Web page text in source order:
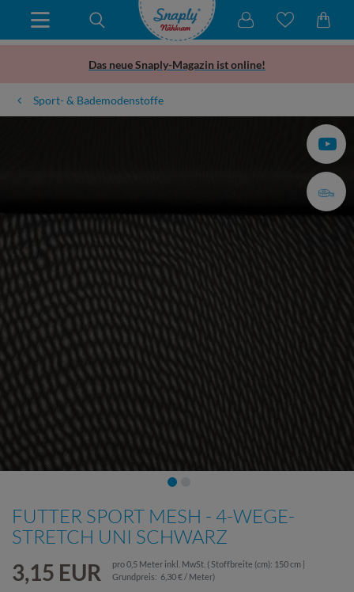
Das neue Snaply-Magazin ist online!
Sport- & Bademodenstoffe
FUTTER SPORT MESH - 4-WEGE-
STRETCH UNI SCHWARZ
3,15 EUR pro0,5 Meter inkl. MwSt. ( Stoffbreite (cm): 150 cm |
Grundpreis: 6,30 € / Meter)